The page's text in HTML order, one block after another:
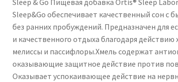
Sleep&Go обеспечивает качественный сон с
без ранних пробуждений. Предназначен для
и качественного отдыха благодаря действию
мелиссы и пассифлоры.Хмель содержат
оказывающие защитное действие против
Оказывает успокаивающее действие на